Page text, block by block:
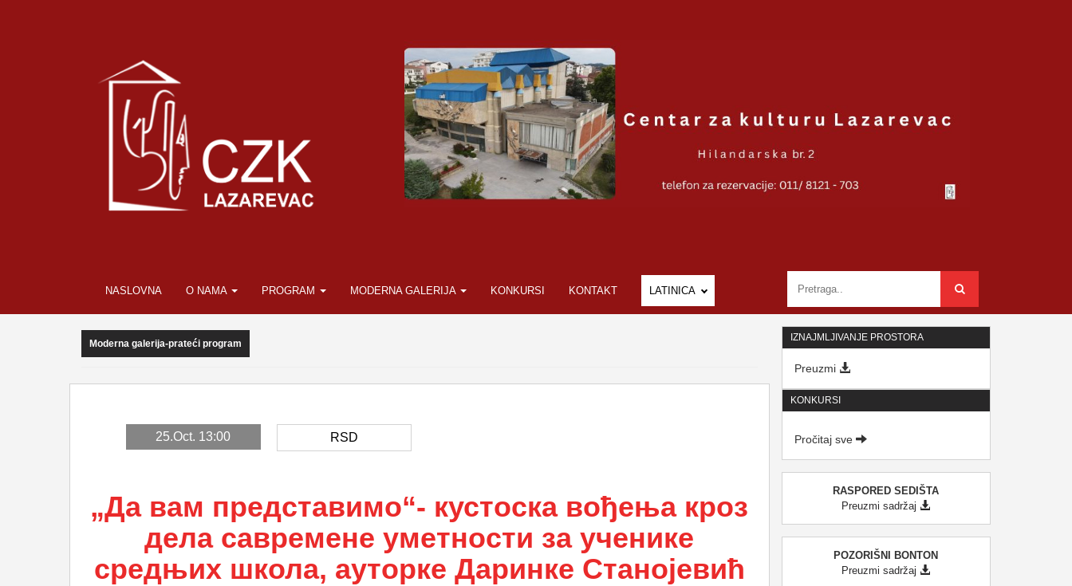
NASLOVNA O NAMA PROGRAM MODERNA GALERIJA KONKURSI KONTAKT LATINICA
Moderna galerija-prateći program
25.Oct. 13:00 RSD
„Да вам представимо“- кустоска вођења кроз
дела савремене уметности за ученике
средњих школа, ауторке Даринке Станојевић
IZNAJMLJIVANJE PROSTORA
Preuzmi
KONKURSI
Pročitaj sve
RASPORED SEDIŠTA
Preuzmi sadržaj
POZORIŠNI BONTON
Preuzmi sadržaj